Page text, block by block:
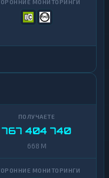
767 404 740
668 M